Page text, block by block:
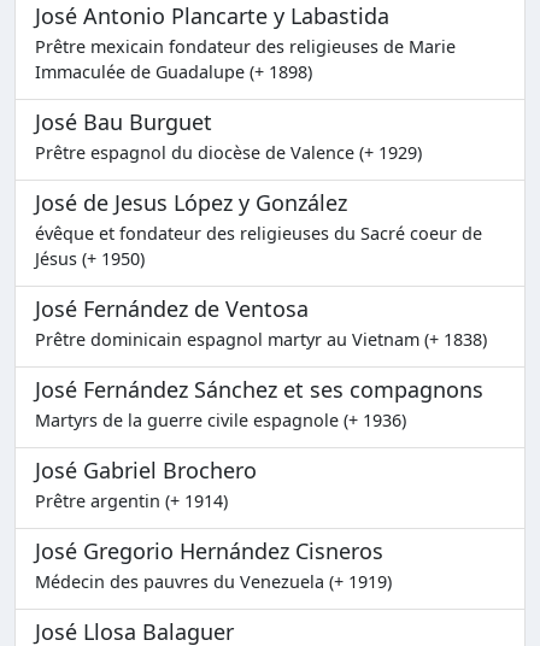
José Antonio Plancarte y Labastida
Prêtre mexicain fondateur des religieuses de Marie
Immaculée de Guadalupe (+ 1898)
José Bau Burguet
Prêtre espagnol du diocèse de Valence (+ 1929)
José de Jesus López y González
évêque et fondateur des religieuses du Sacré coeur de
Jésus (+ 1950)
José Fernández de Ventosa
Prêtre dominicain espagnol martyr au Vietnam (+ 1838)
José Fernández Sánchez et ses compagnons
Martyrs de la guerre civile espagnole (+ 1936)
José Gabriel Brochero
Prêtre argentin (+ 1914)
José Gregorio Hernández Cisneros
Médecin des pauvres du Venezuela (+ 1919)
José Llosa Balaguer